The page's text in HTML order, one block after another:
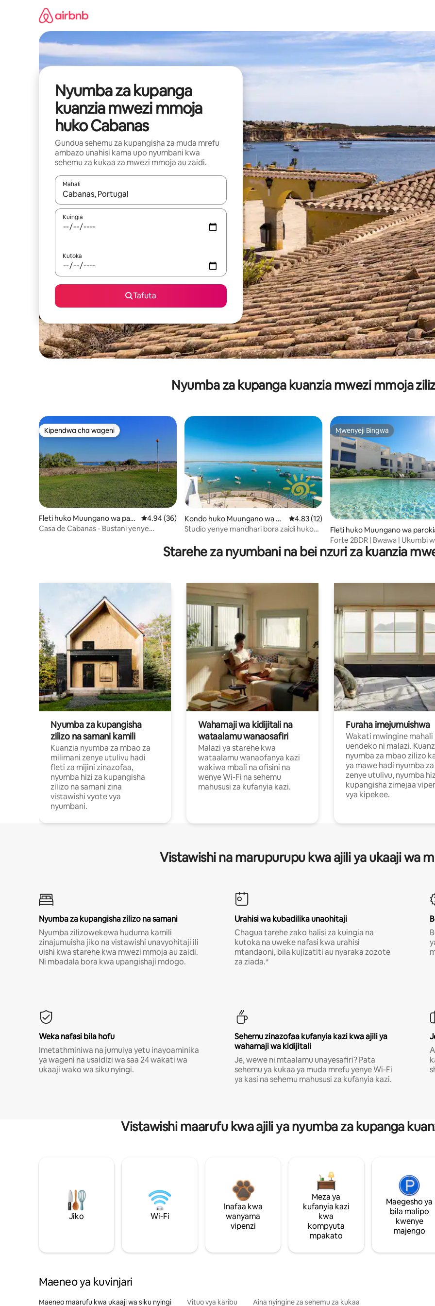
Nyumba za kupanga
kuanzia mwezi mmoja
huko Cabanas
Gundua sehemu za kupangisha za muda mrefu
ambazo unahisi kama upo nyumbani kwa
sehemu za kukaa za mwezi mmoja au zaidi.
Mahali
Wakati matokeo yanapatikana, vinjari kwa kutumia vitufe vya vishale vya juu na chini au uchunguze kwa kugusa au
Kuingia
Kutoka
Tafuta
Nyumba za kupanga kuanzia mwezi mmoja
Kipendwa cha wageni
Kipendwa cha wageni
Fleti huko Muungano wa paro
kia za Conceição na Cabanas
Ukadiriaji wa wastani wa 4.94 kati ya 5, tathmini 36
4.94 (36)
Casa de Cabanas - Bustani yenye
Kondo huko Muungano wa pa
rokia za Conceição na Cabana
Ukadiriaji wa wastani wa 4.83 kati ya 5,
4.83 (12)
Studio yenye mandhari bora zaidi huko
Mwenyeji Bingwa
Mwenyeji Bingwa
Fleti huko Muungano wa
a Conceição na Cabanas de
Forte 2BDR | Bwawa | Ukumbi
mazoezi | Gereji na dakika 5
Ufukweni
Starehe za nyumbani na bei nzuri za kuanzia
Nyumba za kupangisha
zilizo na samani kamili
Kuanzia nyumba za mbao za
milimani zenye utulivu hadi
fleti za mijini zinazofaa,
nyumba hizi za kupangisha
zilizo na samani zina
vistawishi vyote vya
nyumbani.
Wahamaji wa kidijitali na
wataalamu wanaosafiri
Malazi ya starehe kwa
wataalamu wanaofanya kazi
wakiwa mbali na ofisini na
wenye Wi-Fi na sehemu
mahususi za kufanyia kazi.
Furaha imejumuishwa
Wakati mwingine mahali
uendeko ni malazi.
nyumba za mbao zilizo
ya mawe hadi nyumba
zenye utulivu, nyumba
kupangisha zimejaa
vya kipekee.
Vistawishi na marupurupu kwa ajili ya ukaaji wa
Nyumba za kupangisha zilizo na samani
Nyumba zilizowekewa huduma kamili
zinajumuisha jiko na vistawishi unavyohitaji ili
uishi kwa starehe kwa mwezi mmoja au zaidi.
Ni mbadala bora kwa upangishaji mdogo.
Urahisi wa kubadilika unaohitaji
Chagua tarehe zako halisi za kuingia na
kutoka na uweke nafasi kwa urahisi
mtandaoni, bila kujizatiti au nyaraka zozote
za ziada.*
Weka nafasi bila hofu
Imetathminiwa na jumuiya yetu inayoaminika
ya wageni na usaidizi wa saa 24 wakati wa
ukaaji wako wa siku nyingi.
Sehemu zinazofaa kufanyia kazi kwa ajili ya
wahamaji wa kidijitali
Je, wewe ni mtaalamu unayesafiri? Pata
sehemu ya kukaa ya muda mrefu yenye Wi-Fi
ya kasi na sehemu mahususi za kufanyia kazi.
Vistawishi maarufu kwa ajili ya nyumba za kupanga
Jiko Wi-Fi
Inafaa kwa
wanyama
vipenzi
Meza ya
kufanyia kazi
kwa
kompyuta
mpakato
Maegesho ya
bila malipo
kwenye
majengo
Maeneo ya kuvinjari
Maeneo maarufu kwa ukaaji wa siku nyingi Vituo vya karibu Aina nyingine za sehemu za kukaa